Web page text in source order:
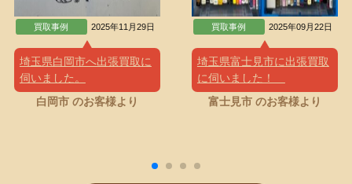
買取事例 2025年11月29日
埼玉県白岡市へ出張買取に
伺いました。
白岡市 のお客様より
買取事例 2025年09月22日
埼玉県富士見市に出張買取
に伺いました！
富士見市 のお客様より